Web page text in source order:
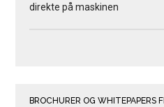
direkte på maskinen
BROCHURER OG WHITEPAPERS